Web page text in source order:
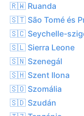
🇷🇼 Ruanda
🇸🇹 São Tomé és
🇸🇨 Seychelle-
🇸🇱 Sierra Leone
🇸🇳 Szenegál
🇸🇭 Szent Ilona
🇸🇴 Szomália
🇸🇩 Szudán